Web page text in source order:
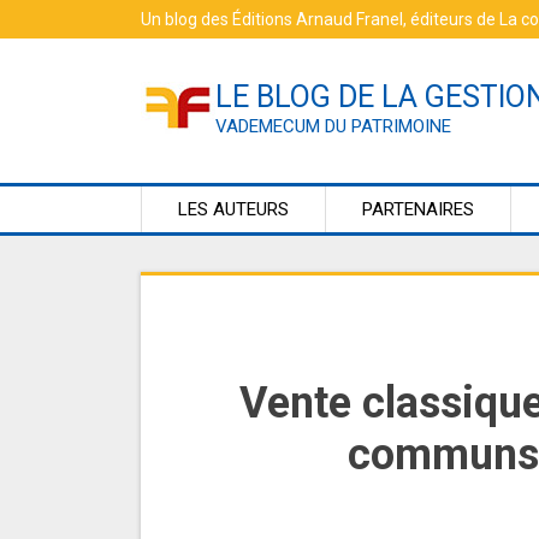
to
Un blog des Éditions Arnaud Franel, éditeurs de La
LE BLOG DE LA
VADEMECUM DU PATRIMOINE
LES AUTEURS PARTENAIRES
Vente